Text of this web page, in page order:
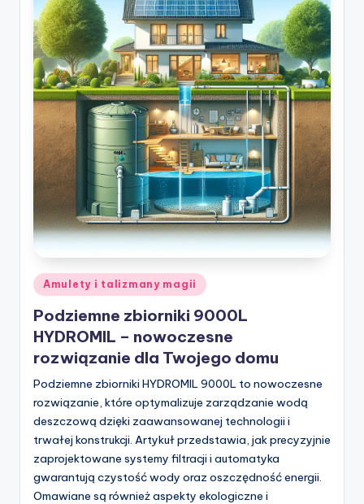
Posted
in
Amulety i talizmany magii
Podziemne zbiorniki 9000L
HYDROMIL – nowoczesne
rozwiązanie dla Twojego domu
Podziemne zbiorniki HYDROMIL 9000L to nowoczesne
rozwiązanie, które optymalizuje zarządzanie wodą
deszczową dzięki zaawansowanej technologii i
trwałej konstrukcji. Artykuł przedstawia, jak precyzyjnie
zaprojektowane systemy filtracji i automatyka
gwarantują czystość wody oraz oszczędność energii.
Omawiane są również aspekty ekologiczne i